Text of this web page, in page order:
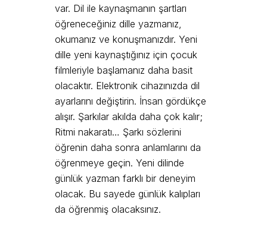
var. Dil ile kaynaşmanın şartları
öğreneceğiniz dille yazmanız,
okumanız ve konuşmanızdır. Yeni
dille yeni kaynaştığınız için çocuk
filmleriyle başlamanız daha basit
olacaktır. Elektronik cihazınızda dil
ayarlarını değiştirin. İnsan gördükçe
alışır. Şarkılar akılda daha çok kalır;
Ritmi nakaratı… Şarkı sözlerini
öğrenin daha sonra anlamlarını da
öğrenmeye geçin. Yeni dilinde
günlük yazman farklı bir deneyim
olacak. Bu sayede günlük kalıpları
da öğrenmiş olacaksınız.